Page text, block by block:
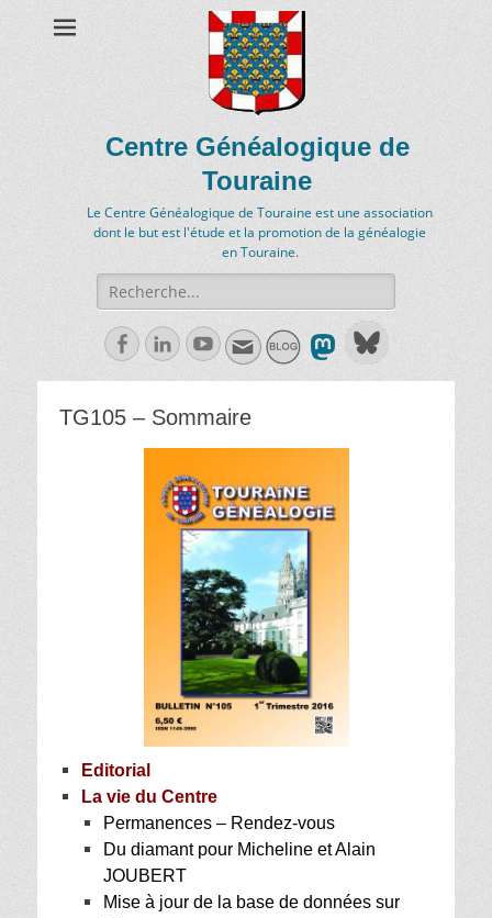
Centre Généalogique de
Touraine
Le Centre Généalogique de Touraine est une association
dont le but est l'étude et la promotion de la généalogie
en Touraine.
Recherche
de:
FacebookLinkedln
Youtube
TG105 – Sommaire
Editorial
La vie du Centre
Permanences – Rendez-vous
Du diamant pour Micheline et Alain
JOUBERT
Mise à jour de la base de données sur